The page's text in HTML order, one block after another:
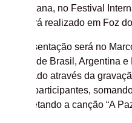
de semana, no Festival
que será realizado em Foz
A apresentação será no
junção de Brasil, Argentina
registrado através da
corais participantes,
interpretando a canção “A